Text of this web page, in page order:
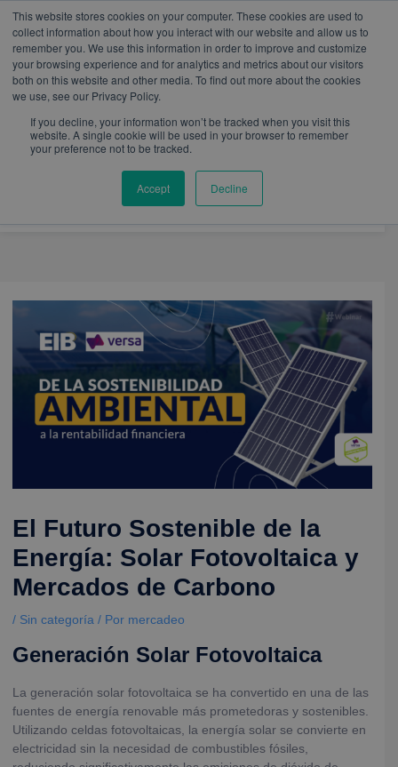
This website stores cookies on your computer. These cookies are used to
collect information about how you interact with our website and allow us to
remember you. We use this information in order to improve and customize
your browsing experience and for analytics and metrics about our visitors
both on this website and other media. To find out more about the cookies
we use, see our Privacy Policy.
If you decline, your information won’t be tracked when you visit this
website. A single cookie will be used in your browser to remember
your preference not to be tracked.
Accept Decline
h
a
t
s
a
p
a
c
e
b
o
o
k
o
u
t
u
b
e
n
s
t
a
g
r
a
m
i
n
k
e
d
i
n
mercadeo@eib.esinventor.comWhatsApp:+57
3103229640PBX: + 601 342 80 45
El Futuro Sostenible de la
Energía: Solar Fotovoltaica y
Mercados de Carbono
/ Sin categoría / Por mercadeo
Generación Solar Fotovoltaica
La generación solar fotovoltaica se ha convertido en una de las
fuentes de energía renovable más prometedoras y sostenibles.
Utilizando celdas fotovoltaicas, la energía solar se convierte en
electricidad sin la necesidad de combustibles fósiles,